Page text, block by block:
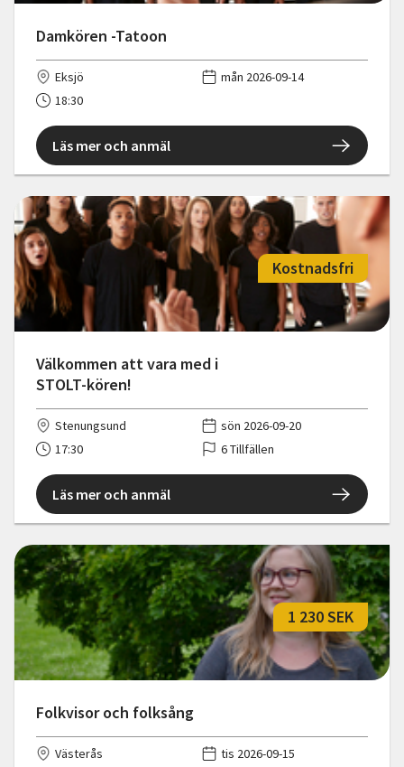
Damkören -Tatoon
Eksjö
mån 2026-09-14
18:30
Läs mer och anmäl
Välkommen att vara med i
STOLT-kören!
Kostnadsfri
Stenungsund
sön 2026-09-20
17:30
6 Tillfällen
Läs mer och anmäl
Folkvisor och folksång
1 230 SEK
Västerås
tis 2026-09-15